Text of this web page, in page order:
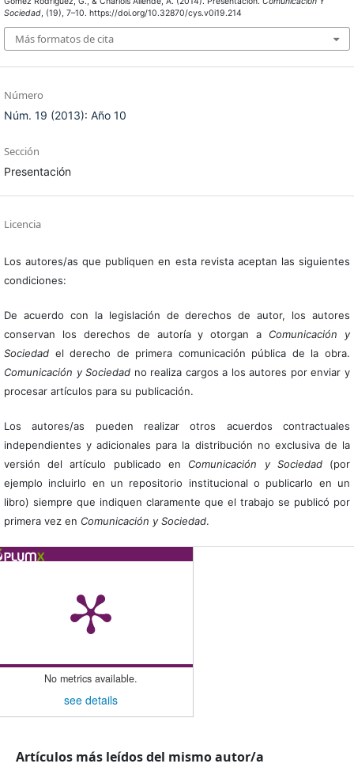
Sociedad, (19), 7–10. https://doi.org/10.32870/cys.v0i19.214
Más formatos de cita
Número
Núm. 19 (2013): Año 10
Sección
Presentación
Licencia
Los autores/as que publiquen en esta revista aceptan las siguientes
condiciones:
De acuerdo con la legislación de derechos de autor, los autores
conservan los derechos de autoría y otorgan a Comunicación y
Sociedadel derecho de primera comunicación pública de la obra.
Comunicación y Sociedad no realiza cargos a los autores por enviar y
procesar artículos para su publicación.
Los autores/as pueden realizar otros acuerdos contractuales
independientes y adicionales para la distribución no exclusiva de la
versión del artículo publicado en Comunicación y Sociedad(por
ejemplo incluirlo en un repositorio institucional o publicarlo en un
libro) siempre que indiquen claramente que el trabajo se publicó por
primera vez en Comunicación y Sociedad.
No metrics available.
see details
Artículos más leídos del mismo autor/a